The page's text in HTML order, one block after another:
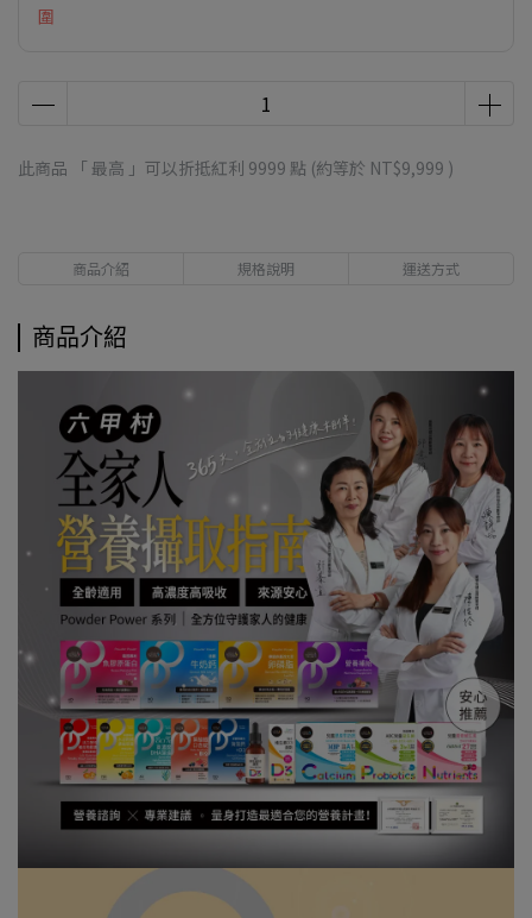
圍
此商品 「 最高 」可以折抵紅利 9999 點 (約等於 NT$9,999 )
商品介紹 規格說明 運送方式
商品介紹